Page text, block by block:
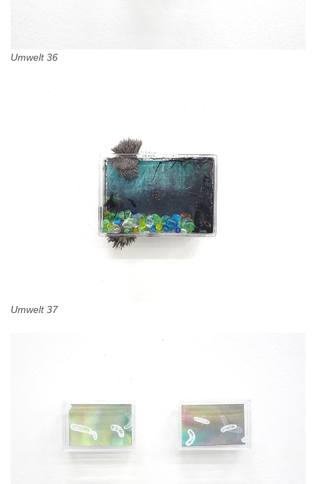
Umwelt 36
Umwelt 37